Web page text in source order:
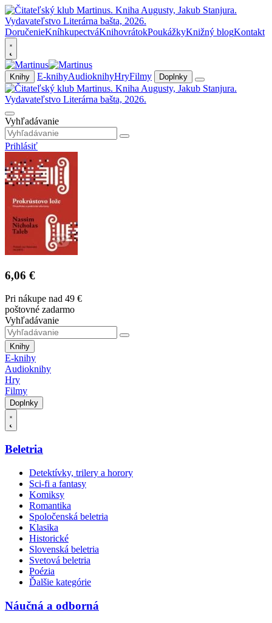
DoručenieKníhkupectváKnihovrátokPoukážkyKnižný blogKontakt
Knihy E-knihyAudioknihyHryFilmy Doplnky
Vyhľadávanie
Prihlásiť
6,06 €
Pri nákupe nad 49 €
poštovné zadarmo
Vyhľadávanie
Knihy
E-knihy
Audioknihy
Hry
Filmy
Doplnky
Beletria
Detektívky, trilery a horory
Sci-fi a fantasy
Komiksy
Romantika
Spoločenská beletria
Klasika
Historické
Slovenská beletria
Svetová beletria
Poézia
Ďalšie kategórie
Náučná a odborná